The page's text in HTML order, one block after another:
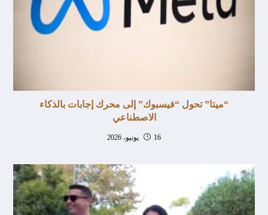
“ميتا” تحول “فيسبوك” إلى محرك إجابات بالذكاء
الاصطناعي
16 يونيو، 2026